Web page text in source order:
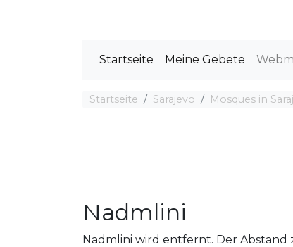
Startseite Meine Gebete
Startseite Sarajevo Mosques in
Nadmlini
Nadmlini wird entfernt. Der Abstand